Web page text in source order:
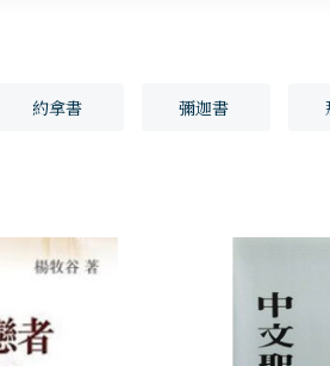
約拿書 彌迦書